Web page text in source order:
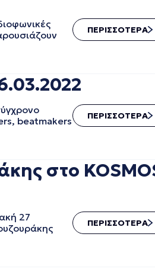
ΠΕΡΙΣΣΟΤΕΡΑ
beatmakers
ΠΕΡΙΣΣΟΤΕΡΑ
στο
27
ΠΕΡΙΣΣΟΤΕΡΑ